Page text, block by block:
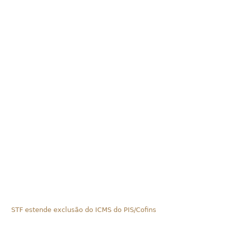
STF estende exclusão do ICMS do PIS/Cofins